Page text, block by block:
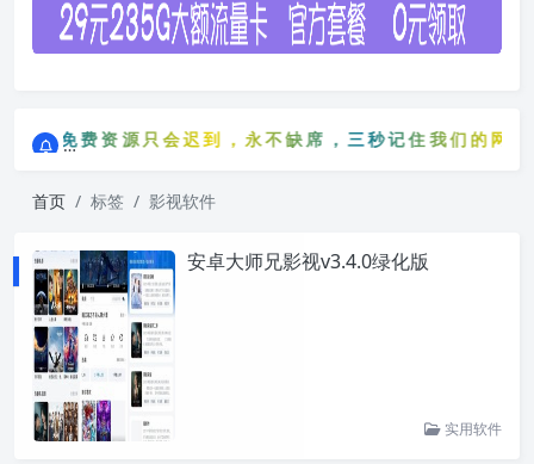
免费资源只会迟到，永不缺席，三秒记住我们的网站
免费资源只会迟到，永不缺席，三秒记住我们的
首页 标签 影视软件
安卓大师兄影视v3.4.0绿化版
实用软件